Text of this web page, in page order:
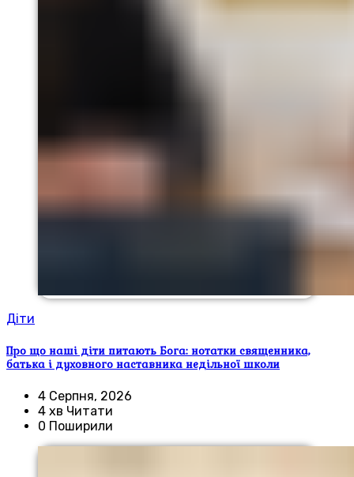
Діти
Про що наші діти питають Бога: нотатки священника,
батька і духовного наставника недільної школи
4 Серпня, 2026
4 хв Читати
0 Поширили